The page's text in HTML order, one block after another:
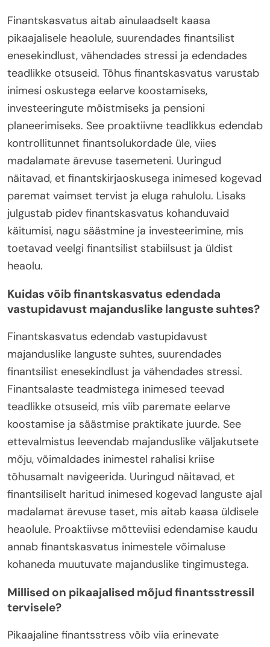
Finantskasvatus aitab ainulaadselt kaasa
pikaajalisele heaolule, suurendades finantsilist
enesekindlust, vähendades stressi ja edendades
teadlikke otsuseid. Tõhus finantskasvatus varustab
inimesi oskustega eelarve koostamiseks,
investeeringute mõistmiseks ja pensioni
planeerimiseks. See proaktiivne teadlikkus edendab
kontrollitunnet finantsolukordade üle, viies
madalamate ärevuse tasemeteni. Uuringud
näitavad, et finantskirjaoskusega inimesed kogevad
paremat vaimset tervist ja eluga rahulolu. Lisaks
julgustab pidev finantskasvatus kohanduvaid
käitumisi, nagu säästmine ja investeerimine, mis
toetavad veelgi finantsilist stabiilsust ja üldist
heaolu.
Kuidas võib finantskasvatus edendada
vastupidavust majanduslike languste suhtes?
Finantskasvatus edendab vastupidavust
majanduslike languste suhtes, suurendades
finantsilist enesekindlust ja vähendades stressi.
Finantsalaste teadmistega inimesed teevad
teadlikke otsuseid, mis viib paremate eelarve
koostamise ja säästmise praktikate juurde. See
ettevalmistus leevendab majanduslike väljakutsete
mõju, võimaldades inimestel rahalisi kriise
tõhusamalt navigeerida. Uuringud näitavad, et
finantsiliselt haritud inimesed kogevad languste ajal
madalamat ärevuse taset, mis aitab kaasa üldisele
heaolule. Proaktiivse mõtteviisi edendamise kaudu
annab finantskasvatus inimestele võimaluse
kohaneda muutuvate majanduslike tingimustega.
Millised on pikaajalised mõjud finantsstressil
tervisele?
Pikaajaline finantsstress võib viia erinevate